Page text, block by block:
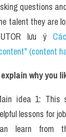
questions
talent they are
lưu ý
(content
explain why you
idea 1: This
lessons for
learn from